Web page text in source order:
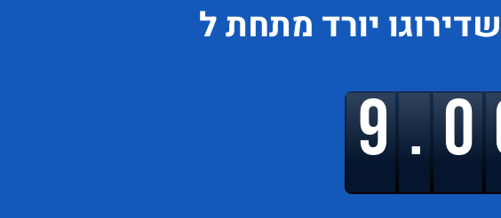
שדירוגו יורד מתחת ל